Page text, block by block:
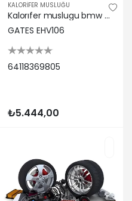
KALORİFER MUSLUĞU
Kalorıfer muslugu bmw e46 e39 x3 e83 z8 e52 Gates 64118369805
GATES EHV106
64118369805
₺5.444,00